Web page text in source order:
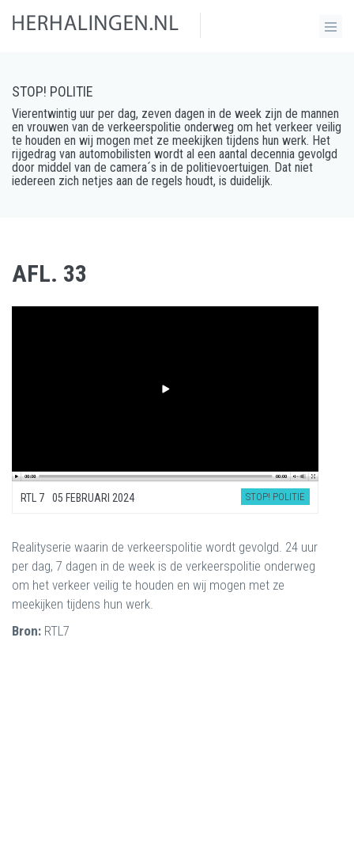
STOP! POLITIE
Vierentwintig uur per dag, zeven dagen in de week zijn de mannen
en vrouwen van de verkeerspolitie onderweg om het verkeer veilig
te houden en wij mogen met ze meekijken tijdens hun werk. Het
rijgedrag van automobilisten wordt al een aantal decennia gevolgd
door middel van de camera´s in de politievoertuigen. Dat niet
iedereen zich netjes aan de regels houdt, is duidelijk.
AFL. 33
RTL 7 05 FEBRUARI 2024 STOP! POLITIE
Realityserie waarin de verkeerspolitie wordt gevolgd. 24 uur
per dag, 7 dagen in de week is de verkeerspolitie onderweg
om het verkeer veilig te houden en wij mogen met ze
meekijken tijdens hun werk.
Bron: RTL7